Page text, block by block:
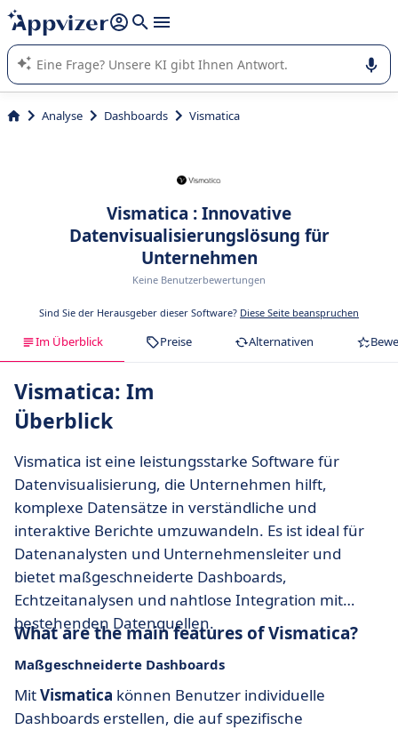
beantworten (mehrere Zeilen mit
Die KI von Appvizer führt Sie bei der Nutzung oder Auswahl
von SaaS-Software in Unternehmen.
Analyse Dashboards Vismatica
Vismatica : Innovative
Datenvisualisierungslösung für
Unternehmen
Keine Benutzerbewertungen
Sind Sie der Herausgeber dieser Software? Diese Seite beanspruchen
Im Überblick Preise Alternativen
Vismatica: Im
Überblick
Vismatica ist eine leistungsstarke Software für
Datenvisualisierung, die Unternehmen hilft,
komplexe Datensätze in verständliche und
interaktive Berichte umzuwandeln. Es ist ideal für
Datenanalysten und Unternehmensleiter und
bietet maßgeschneiderte Dashboards,
Echtzeitanalysen und nahtlose Integration mit
bestehenden Datenquellen.
What are the main features of Vismatica?
Maßgeschneiderte Dashboards
MitVismatica können Benutzer individuelle
Dashboards erstellen, die auf spezifische